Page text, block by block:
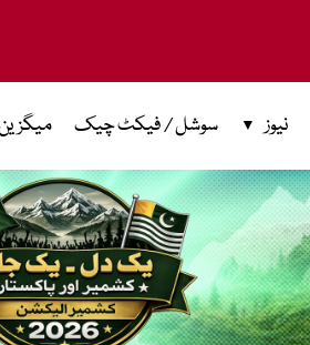
نیوز سوشل / فیکٹ چیک